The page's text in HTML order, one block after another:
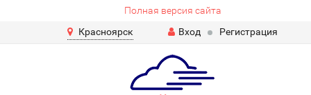
Полная версия сайта
Красноярск
Вход Регистрация